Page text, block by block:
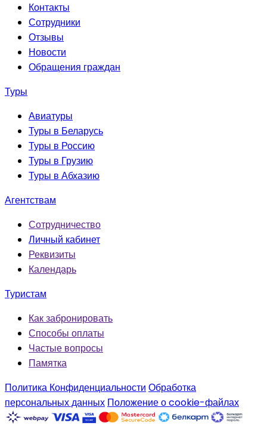
Контакты
Сотрудники
Отзывы
Новости
Обращения граждан
Туры
Авиатуры
Туры в Беларусь
Туры в Россию
Туры в Грузию
Туры в Абхазию
Агентствам
Сотрудничество
Личный кабинет
Реквизиты
Календарь
Туристам
Как забронировать
Способы оплаты
Частые вопросы
Памятка
Политика Конфиденциальности Обработка
персональных данных Положение о cookie-файлах